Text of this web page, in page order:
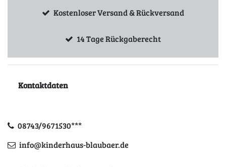
Kostenloser Versand & Rückversand
14 Tage Rückgaberecht
Kontaktdaten
08743/9671530***
info@kinderhaus-blaubaer.de